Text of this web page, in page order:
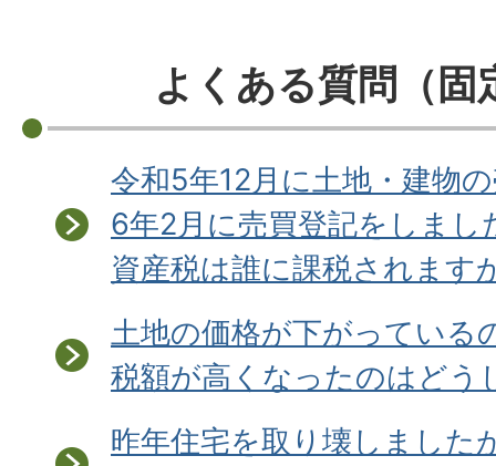
よくある質問（固
令和5年12月に土地・建物
6年2月に売買登記をしまし
資産税は誰に課税されます
土地の価格が下がっている
税額が高くなったのはどう
昨年住宅を取り壊しました